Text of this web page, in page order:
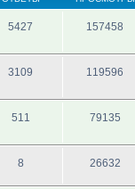
5427 157458
3109 119596
511 79135
8 26632